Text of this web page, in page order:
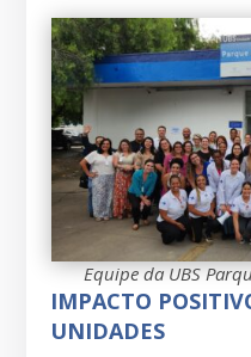
Equipe da UBS
IMPACTO
UNIDADES